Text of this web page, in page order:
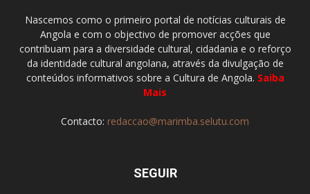
Nascemos como o primeiro portal de notícias culturais de
Angola e com o objectivo de promover acções que
contribuam para a diversidade cultural, cidadania e o reforço
da identidade cultural angolana, através da divulgação de
conteúdos informativos sobre a Cultura de Angola. Saiba
Mais
Contacto: redaccao@marimba.selutu.com
SEGUIR